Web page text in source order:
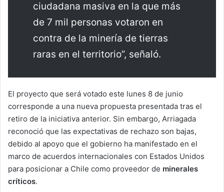
ciudadana masiva en la que más
de 7 mil personas votaron en
contra de la minería de tierras
raras en el territorio”, señaló.
El proyecto que será votado este lunes 8 de junio
corresponde a una nueva propuesta presentada tras el
retiro de la iniciativa anterior. Sin embargo, Arriagada
reconoció que las expectativas de rechazo son bajas,
debido al apoyo que el gobierno ha manifestado en el
marco de acuerdos internacionales con Estados Unidos
para posicionar a Chile como proveedor de minerales
críticos.